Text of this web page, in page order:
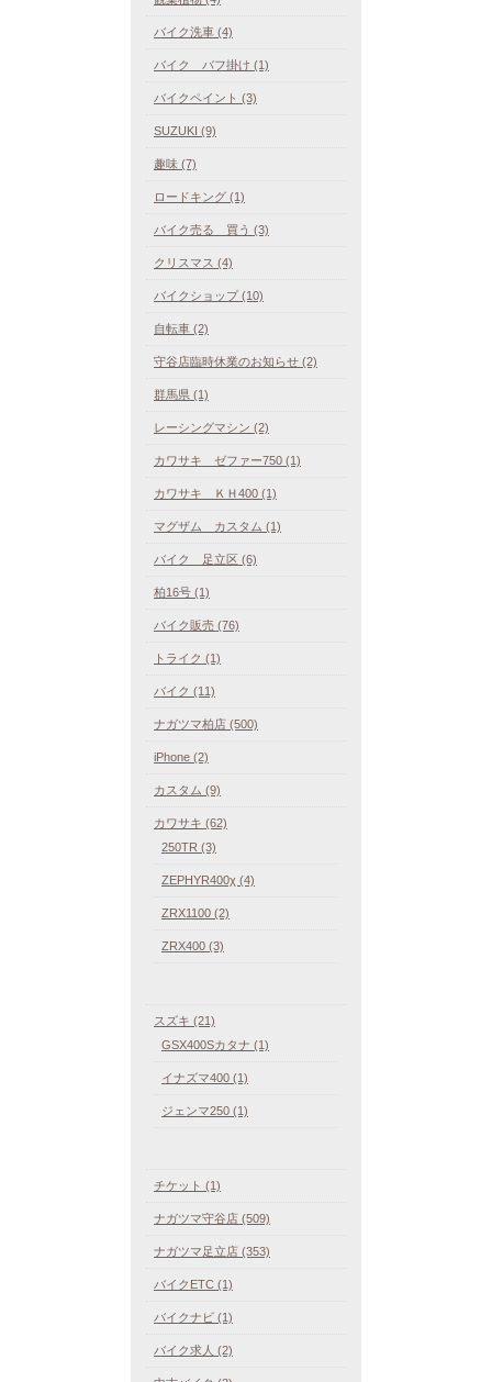
バイク洗車 (4)
バイク バフ掛け (1)
バイクペイント (3)
SUZUKI (9)
趣味 (7)
ロードキング (1)
バイク売る 買う (3)
クリスマス (4)
バイクショップ (10)
自転車 (2)
守谷店臨時休業のお知らせ (2)
群馬県 (1)
レーシングマシン (2)
カワサキ ゼファー750 (1)
カワサキ ＫＨ400 (1)
マグザム カスタム (1)
バイク 足立区 (6)
柏16号 (1)
バイク販売 (76)
トライク (1)
バイク (11)
ナガツマ柏店 (500)
iPhone (2)
カスタム (9)
カワサキ (62)
250TR (3)
ZEPHYR400χ (4)
ZRX1100 (2)
ZRX400 (3)
スズキ (21)
GSX400Sカタナ (1)
イナズマ400 (1)
ジェンマ250 (1)
チケット (1)
ナガツマ守谷店 (509)
ナガツマ足立店 (353)
バイクETC (1)
バイクナビ (1)
バイク求人 (2)